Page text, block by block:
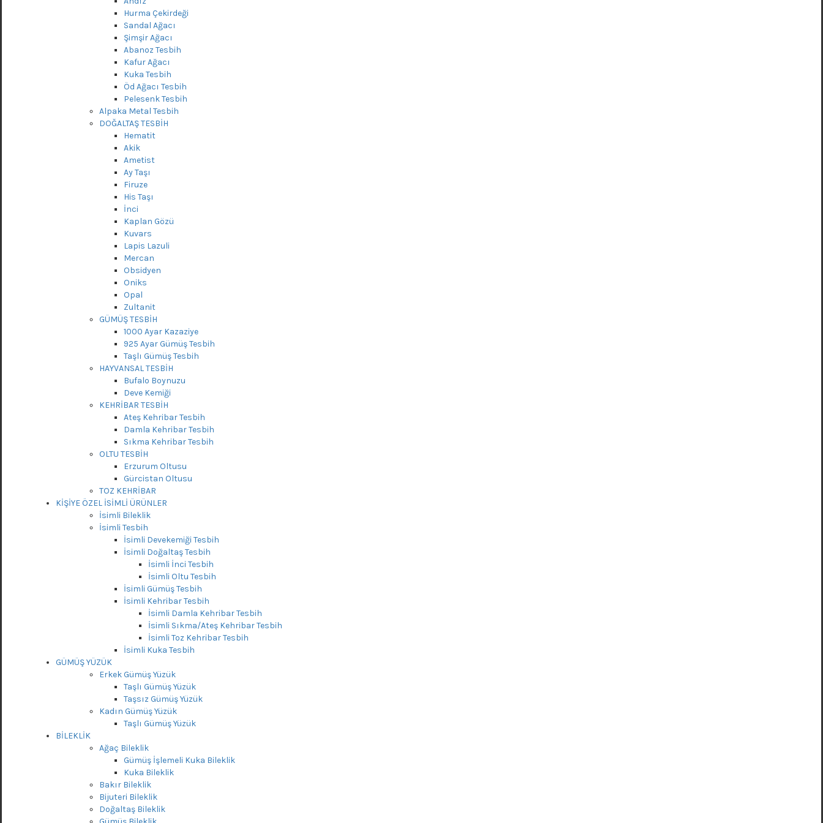
Hurma Çekirdeği
Sandal Ağacı
Şimşir Ağacı
Abanoz Tesbih
Kafur Ağacı
Kuka Tesbih
Öd Ağacı Tesbih
Pelesenk Tesbih
Alpaka Metal Tesbih
DOĞALTAŞ TESBİH
Hematit
Akik
Ametist
Ay Taşı
Firuze
His Taşı
İnci
Kaplan Gözü
Kuvars
Lapis Lazuli
Mercan
Obsidyen
Oniks
Opal
Zultanit
GÜMÜŞ TESBİH
1000 Ayar Kazaziye
925 Ayar Gümüş Tesbih
Taşlı Gümüş Tesbih
HAYVANSAL TESBİH
Bufalo Boynuzu
Deve Kemiği
KEHRİBAR TESBİH
Ateş Kehribar Tesbih
Damla Kehribar Tesbih
Sıkma Kehribar Tesbih
OLTU TESBİH
Erzurum Oltusu
Gürcistan Oltusu
TOZ KEHRİBAR
KİŞİYE ÖZEL İSİMLİ ÜRÜNLER
İsimli Bileklik
İsimli Tesbih
İsimli Devekemiği Tesbih
İsimli Doğaltaş Tesbih
İsimli İnci Tesbih
İsimli Oltu Tesbih
İsimli Gümüş Tesbih
İsimli Kehribar Tesbih
İsimli Damla Kehribar Tesbih
İsimli Sıkma/Ateş Kehribar Tesbih
İsimli Toz Kehribar Tesbih
İsimli Kuka Tesbih
GÜMÜŞ YÜZÜK
Erkek Gümüş Yüzük
Taşlı Gümüş Yüzük
Taşsız Gümüş Yüzük
Kadın Gümüş Yüzük
Taşlı Gümüş Yüzük
BİLEKLİK
Ağaç Bileklik
Gümüş İşlemeli Kuka Bileklik
Kuka Bileklik
Bakır Bileklik
Bijuteri Bileklik
Doğaltaş Bileklik